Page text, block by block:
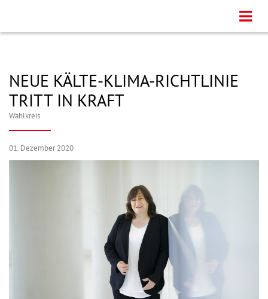
NEUE KÄLTE-KLIMA-RICHTLINIE
TRITT IN KRAFT
Wahlkreis
01. Dezember 2020